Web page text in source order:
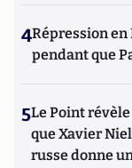
4Répression en
pendant que
5Le Point
que Xavier
russe donne